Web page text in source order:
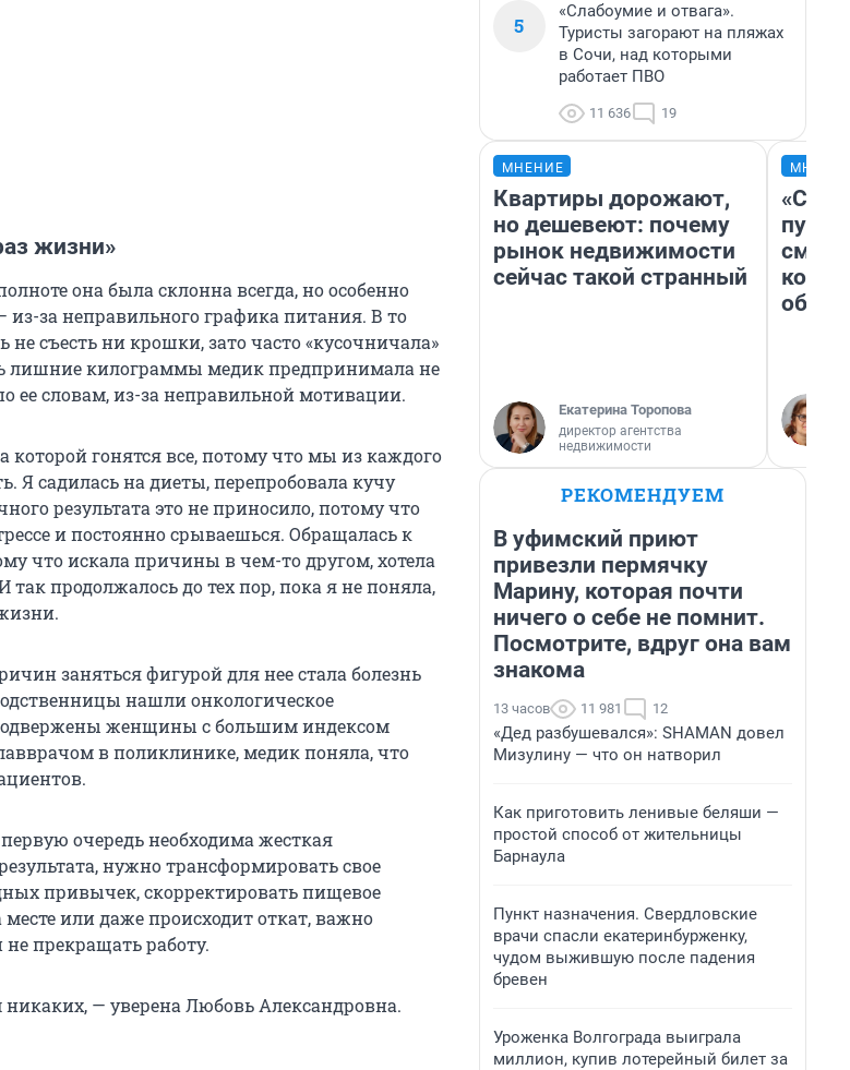
жизни»
она была склонна всегда, но особенно
из-за неправильного графика питания. В то
съесть ни крошки, зато часто «кусочничала»
лишние килограммы медик предпринимала не
ее словам, из-за неправильной мотивации.
которой гонятся все, потому что мы из каждого
Я садилась на диеты, перепробовала кучу
результата это не приносило, потому что
и постоянно срываешься. Обращалась к
что искала причины в чем-то другом, хотела
так продолжалось до тех пор, пока я не поняла,
заняться фигурой для нее стала болезнь
нашли онкологическое
женщины с большим индексом
в поликлинике, медик поняла, что
очередь необходима жесткая
нужно трансформировать свое
привычек, скорректировать пищевое
месте или даже происходит откат, важно
прекращать работу.
— уверена Любовь Александровна.
5
«Слабоумие и отвага».
Туристы загорают на пляжах
в Сочи, над которыми
работает ПВО
11 636 19
МНЕНИЕ
Квартиры дорожают,
но дешевеют: почему
рынок недвижимости
сейчас такой странный
Екатерина Торопова
директор агентства
недвижимости
РЕКОМЕНДУЕМ
В уфимский приют
привезли пермячку
Марину, которая почти
ничего о себе не помнит.
Посмотрите, вдруг она вам
знакома
13 часов 11 981 12
«Дед разбушевался»: SHAMAN довел
Мизулину — что он натворил
Как приготовить ленивые беляши —
простой способ от жительницы
Барнаула
Пункт назначения. Свердловские
врачи спасли екатеринбурженку,
чудом выжившую после падения
бревен
Уроженка Волгограда выиграла
миллион, купив лотерейный билет за